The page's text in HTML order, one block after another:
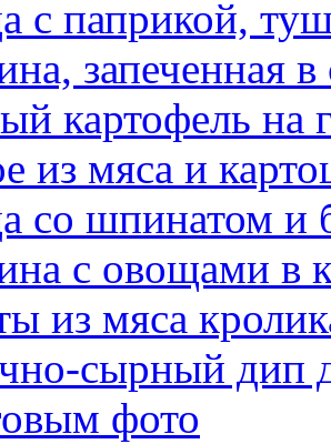
с паприкой,
запеченная
картофель на
из мяса и
со шпинатом и
с овощами в
из мяса
сырный дип
фото